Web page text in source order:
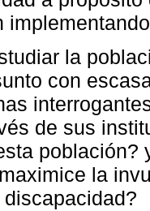
la
con
de sus
población?
la